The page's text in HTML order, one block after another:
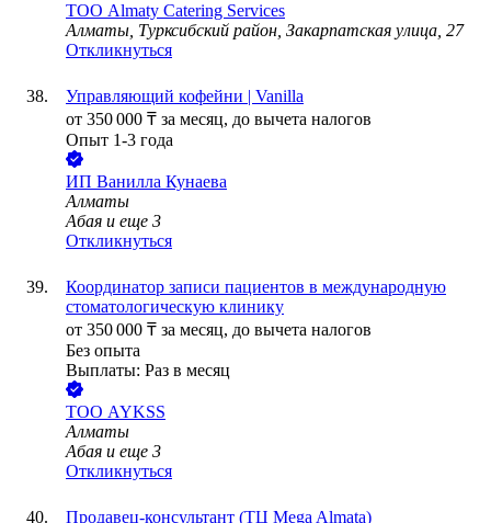
ТОО Almaty Catering Services
Алматы, Турксибский район, Закарпатская улица, 27
Откликнуться
Управляющий кофейни | Vanilla
от 350 000 ₸ за месяц, до вычета налогов
Опыт 1-3 года
ИП Ванилла Кунаева
Алматы
Абая и еще 3
Откликнуться
Координатор записи пациентов в международную
стоматологическую клинику
от 350 000 ₸ за месяц, до вычета налогов
Без опыта
Выплаты: Раз в месяц
ТОО AYKSS
Алматы
Абая и еще 3
Откликнуться
Продавец-консультант (ТЦ Mega Almata)